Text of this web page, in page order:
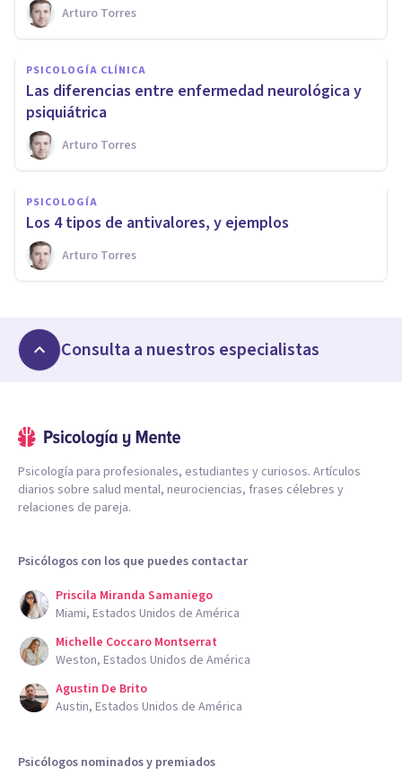
Arturo Torres
PSICOLOGÍA CLÍNICA
Las diferencias entre enfermedad neurológica y
psiquiátrica
Arturo Torres
PSICOLOGÍA
Los 4 tipos de antivalores, y ejemplos
Arturo Torres
Consulta a nuestros especialistas
Psicología para profesionales, estudiantes y curiosos. Artículos
diarios sobre salud mental, neurociencias, frases célebres y
relaciones de pareja.
Psicólogos con los que puedes contactar
Priscila Miranda Samaniego
Miami, Estados Unidos de América
Michelle Coccaro Montserrat
Weston, Estados Unidos de América
Agustin De Brito
Austin, Estados Unidos de América
Psicólogos nominados y premiados